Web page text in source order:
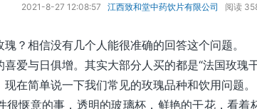
2021-8-27 12:08:57 江西致和堂中药饮片有限公司 阅读
？相信没有几个人能很准确的回答这个问题。
爱与日俱增。其实大部分人买的都是“法国玫瑰
在简单说一下我们常见的玫瑰品种和饮用问题。
很惬意的事，透明的玻璃杯，鲜艳的干花，看着